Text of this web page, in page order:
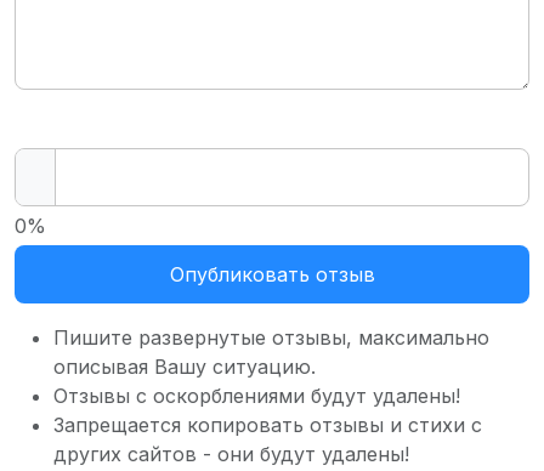
Опубликовать отзыв
0%
Пишите развернутые отзывы, максимально
описывая Вашу ситуацию.
Отзывы с оскорблениями будут удалены!
Запрещается копировать отзывы и стихи с
других сайтов - они будут удалены!